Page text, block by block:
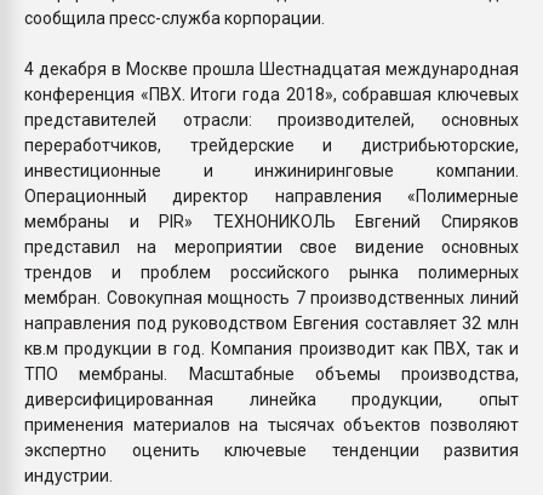
сообщила пресс-служба корпорации.
4 декабря в Москве прошла Шестнадцатая международная
конференция «ПВХ. Итоги года 2018», собравшая ключевых
представителей отрасли: производителей, основных
переработчиков, трейдерские и дистрибьюторские,
инвестиционные и инжиниринговые компании.
Операционный директор направления «Полимерные
мембраны и PIR» ТЕХНОНИКОЛЬ Евгений Спиряков
представил на мероприятии свое видение основных
трендов и проблем российского рынка полимерных
мембран. Совокупная мощность 7 производственных линий
направления под руководством Евгения составляет 32 млн
кв.м продукции в год. Компания производит как ПВХ, так и
ТПО мембраны. Масштабные объемы производства,
диверсифицированная линейка продукции, опыт
применения материалов на тысячах объектов позволяют
экспертно оценить ключевые тенденции развития
индустрии.